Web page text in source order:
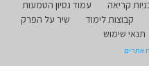
קריאה
עמוד נסיון הטמעות
קבוצות לימוד
שיר על הפרק
תנאי שימוש
אתרים